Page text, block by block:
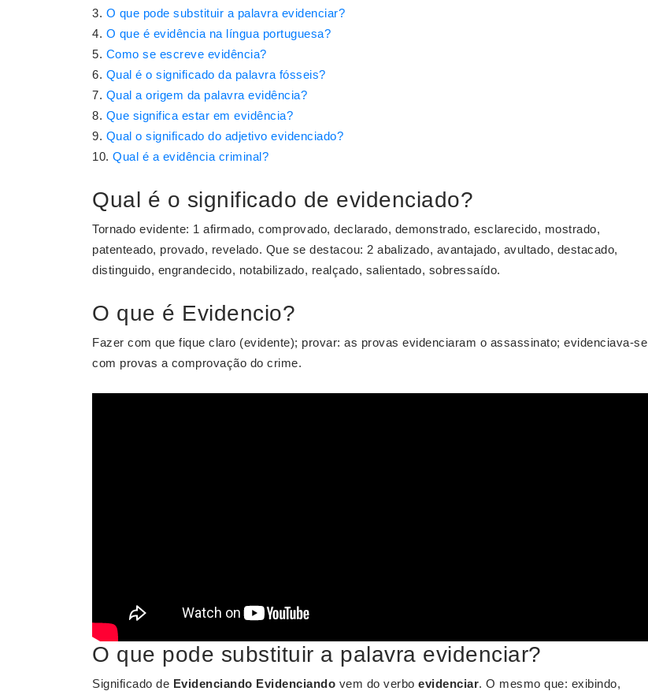
O que pode substituir a palavra evidenciar?
O que é evidência na língua portuguesa?
Como se escreve evidência?
Qual é o significado da palavra fósseis?
Qual a origem da palavra evidência?
Que significa estar em evidência?
Qual o significado do adjetivo evidenciado?
Qual é a evidência criminal?
Qual é o significado de evidenciado?
Tornado evidente: 1 afirmado, comprovado, declarado, demonstrado, esclarecido, mostrado,
patenteado, provado, revelado. Que se destacou: 2 abalizado, avantajado, avultado, destacado,
distinguido, engrandecido, notabilizado, realçado, salientado, sobressaído.
O que é Evidencio?
Fazer com que fique claro (evidente); provar: as provas evidenciaram o assassinato; evidenciava-se
com provas a comprovação do crime.
O que pode substituir a palavra evidenciar?
Significado de Evidenciando Evidenciando vem do verbo evidenciar. O mesmo que: exibindo,